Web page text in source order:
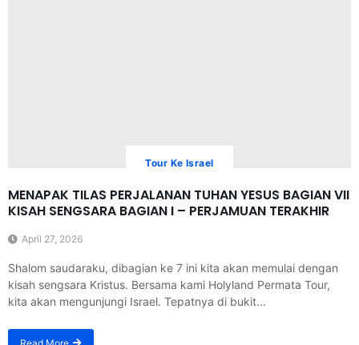
Tour Ke Israel
MENAPAK TILAS PERJALANAN TUHAN YESUS BAGIAN VII
KISAH SENGSARA BAGIAN I – PERJAMUAN TERAKHIR
April 27, 2026
Shalom saudaraku, dibagian ke 7 ini kita akan memulai dengan
kisah sengsara Kristus. Bersama kami Holyland Permata Tour,
kita akan mengunjungi Israel. Tepatnya di bukit...